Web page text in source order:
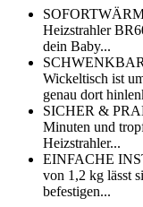
Heizstrahler
dein Baby...
Wickeltisch ist
genau dort
SICHER &
Minuten und
Heizstrahler...
EINFACHE
von 1,2 kg lässt
befestigen...